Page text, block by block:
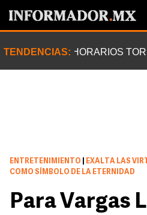
TENDENCIAS: HORARIOS
ENTRETENIMIENTO
EXALTA LAS
COMO SÍMBOLO DE LA ETERNIDAD
Para Vargas